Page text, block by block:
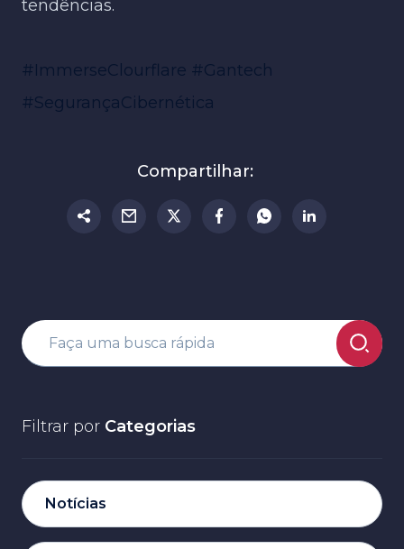
tendências.
#ImmerseClourflare #Gantech
#SegurançaCibernética
Compartilhar:
Filtrar por Categorias
Notícias